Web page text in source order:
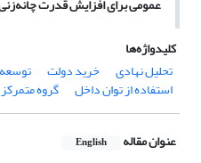
عمومی برای افزایش قدرت
کلیدواژه‌ها
تحلیل نهادی
خرید دولت توسعه
استفاده از توان داخل گروه متمرکز
عنوان مقاله English